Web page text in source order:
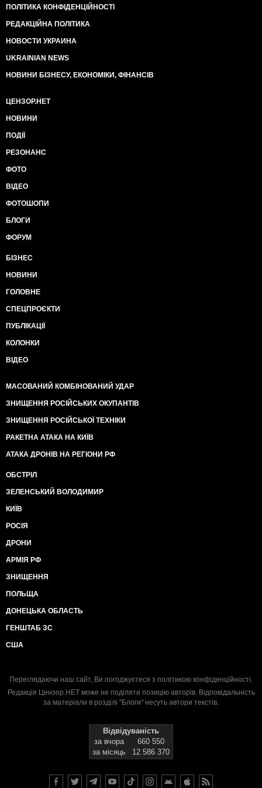
действительно много ума не нужно,так что, я бы вам
советовал не позориться с такими знаниями
ПОЛІТИКА КОНФІДЕНЦІЙНОСТІ
РЕДАКЦІЙНА ПОЛІТИКА
НОВОСТИ УКРАИНА
UKRAINIAN NEWS
НОВИНИ БІЗНЕСУ, ЕКОНОМІКИ, ФІНАНСІВ
ЦЕНЗОР.НЕТ
НОВИНИ
ПОДІЇ
РЕЗОНАНС
ФОТО
ВІДЕО
ФОТОШОПИ
БЛОГИ
ФОРУМ
БІЗНЕС
НОВИНИ
ГОЛОВНЕ
СПЕЦПРОЄКТИ
ПУБЛІКАЦІЇ
КОЛОНКИ
ВІДЕО
МАСОВАНИЙ КОМБІНОВАНИЙ УДАР
ЗНИЩЕННЯ РОСІЙСЬКИХ ОКУПАНТІВ
ЗНИЩЕННЯ РОСІЙСЬКОЇ ТЕХНІКИ
РАКЕТНА АТАКА НА КИЇВ
АТАКА ДРОНІВ НА РЕГІОНИ РФ
ОБСТРІЛ
ЗЕЛЕНСЬКИЙ ВОЛОДИМИР
КИЇВ
РОСІЯ
ДРОНИ
АРМІЯ РФ
ЗНИЩЕННЯ
ПОЛЬЩА
ДОНЕЦЬКА ОБЛАСТЬ
ГЕНШТАБ ЗС
США
Переглядаючи наш сайт, Ви погоджуєтеся з політикою конфіденційності.
Редакція Цензор.НЕТ може не поділяти позицію авторів. Відповідальність
за матеріали в розділі "Блоги" несуть автори текстів.
Відвідуваність
за вчора
660 550
за місяць
12 586 370